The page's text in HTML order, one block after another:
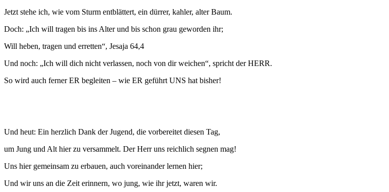
Jetzt stehe ich, wie vom Sturm entblättert, ein dürrer, kahler, alter Baum.
Doch: „Ich will tragen bis ins Alter und bis schon grau geworden ihr;
Will heben, tragen und erretten“, Jesaja 64,4
Und noch: „Ich will dich nicht verlassen, noch von dir weichen“, spricht der HERR.
So wird auch ferner ER begleiten – wie ER geführt UNS hat bisher!
Und heut: Ein herzlich Dank der Jugend, die vorbereitet diesen Tag,
um Jung und Alt hier zu versammelt. Der Herr uns reichlich segnen mag!
Uns hier gemeinsam zu erbauen, auch voreinander lernen hier;
Und wir uns an die Zeit erinnern, wo jung, wie ihr jetzt, waren wir.